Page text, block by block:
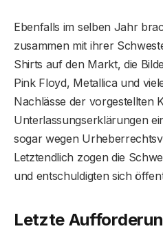
Ebenfalls im selben Jahr
zusammen mit ihrer
Shirts auf den Markt, die
Pink Floyd, Metallica und
Nachlässe der vorgestellten
Unterlassungserklärungen
sogar wegen
Letztendlich zogen die
und entschuldigten sich
Letzte